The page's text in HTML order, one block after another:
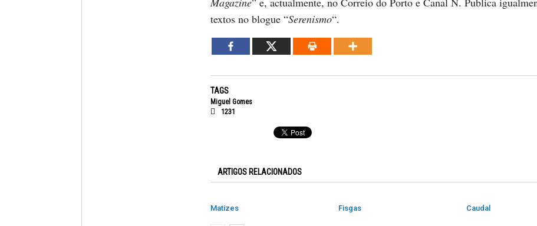
textos no blogue “Serenismo“.
TAGS
Miguel Gomes
1231
ARTIGOS RELACIONADOS
Matizes Fisgas Caudal